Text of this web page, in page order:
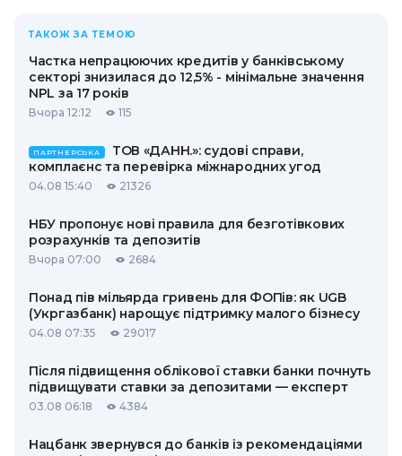
ТАКОЖ ЗА ТЕМОЮ
Частка непрацюючих кредитів у банківському
секторі знизилася до 12,5% - мінімальне значення
NPL за 17 років
Вчора 12:12 115
ПАРТНЕРСЬКА
ТОВ «ДАНН.»: судові справи,
комплаєнс та перевірка міжнародних угод
04.08 15:40 21326
НБУ пропонує нові правила для безготівкових
розрахунків та депозитів
Вчора 07:00 2684
Понад пів мільярда гривень для ФОПів: як UGB
(Укргазбанк) нарощує підтримку малого бізнесу
04.08 07:35 29017
Після підвищення облікової ставки банки почнуть
підвищувати ставки за депозитами — експерт
03.08 06:18 4384
Нацбанк звернувся до банків із рекомендаціями